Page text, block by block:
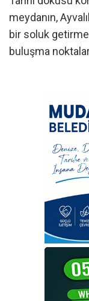
meydanın,
bir soluk
buluşma